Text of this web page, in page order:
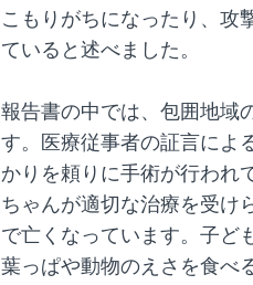
こもりがちになったり、攻
ていると述べました。
報告書の中では、包囲地域
す。医療従事者の証言によ
かりを頼りに手術が行われ
ちゃんが適切な治療を受け
で亡くなっています。子ど
葉っぱや動物のえさを食べ